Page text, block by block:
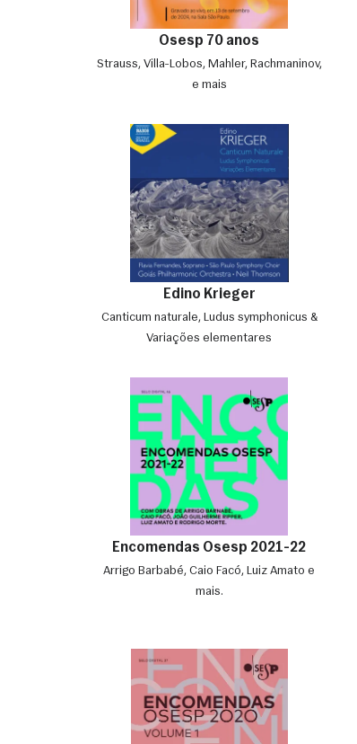
Osesp 70 anos
Strauss, Villa-Lobos, Mahler, Rachmaninov,
e mais
Edino Krieger
Canticum naturale, Ludus symphonicus &
Variações elementares
Encomendas Osesp 2021-22
Arrigo Barbabé, Caio Facó, Luiz Amato e
mais.